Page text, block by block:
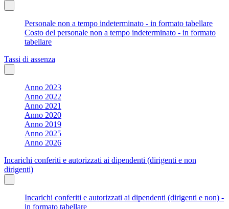
Personale non a tempo indeterminato - in formato tabellare
Costo del personale non a tempo indeterminato - in formato
tabellare
Tassi di assenza
Anno 2023
Anno 2022
Anno 2021
Anno 2020
Anno 2019
Anno 2025
Anno 2026
Incarichi conferiti e autorizzati ai dipendenti (dirigenti e non
dirigenti)
Incarichi conferiti e autorizzati ai dipendenti (dirigenti e non) -
in formato tabellare